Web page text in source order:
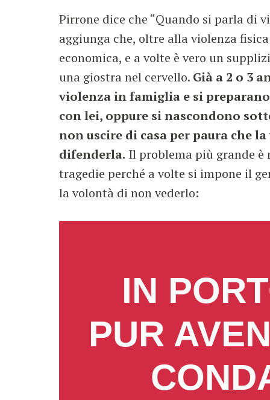
Pirrone dice che “Quando si parla di
aggiunga che, oltre alla violenza
economica, e a volte è vero un
una giostra nel cervello. Già a 2 o 3
violenza in famiglia e si
con lei, oppure si nascondono
non uscire di casa per paura che
difenderla. Il problema più grande è
tragedie perché a volte si impone il
la volontà di non vederlo:
IN
PUR